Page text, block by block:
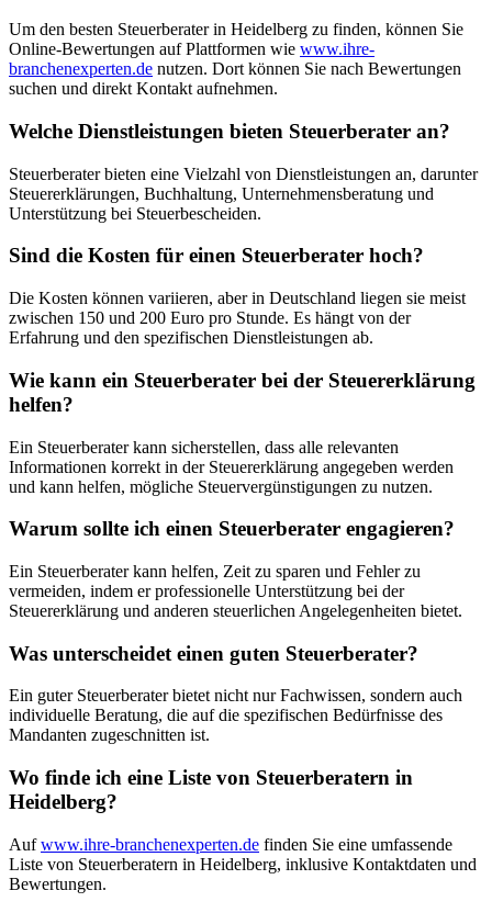
Um den besten Steuerberater in Heidelberg zu finden, können Sie
Online-Bewertungen auf Plattformen wie www.ihre-
branchenexperten.de nutzen. Dort können Sie nach Bewertungen
suchen und direkt Kontakt aufnehmen.
Welche Dienstleistungen bieten Steuerberater an?
Steuerberater bieten eine Vielzahl von Dienstleistungen an, darunter
Steuererklärungen, Buchhaltung, Unternehmensberatung und
Unterstützung bei Steuerbescheiden.
Sind die Kosten für einen Steuerberater hoch?
Die Kosten können variieren, aber in Deutschland liegen sie meist
zwischen 150 und 200 Euro pro Stunde. Es hängt von der
Erfahrung und den spezifischen Dienstleistungen ab.
Wie kann ein Steuerberater bei der Steuererklärung
helfen?
Ein Steuerberater kann sicherstellen, dass alle relevanten
Informationen korrekt in der Steuererklärung angegeben werden
und kann helfen, mögliche Steuervergünstigungen zu nutzen.
Warum sollte ich einen Steuerberater engagieren?
Ein Steuerberater kann helfen, Zeit zu sparen und Fehler zu
vermeiden, indem er professionelle Unterstützung bei der
Steuererklärung und anderen steuerlichen Angelegenheiten bietet.
Was unterscheidet einen guten Steuerberater?
Ein guter Steuerberater bietet nicht nur Fachwissen, sondern auch
individuelle Beratung, die auf die spezifischen Bedürfnisse des
Mandanten zugeschnitten ist.
Wo finde ich eine Liste von Steuerberatern in
Heidelberg?
Aufwww.ihre-branchenexperten.de finden Sie eine umfassende
Liste von Steuerberatern in Heidelberg, inklusive Kontaktdaten und
Bewertungen.